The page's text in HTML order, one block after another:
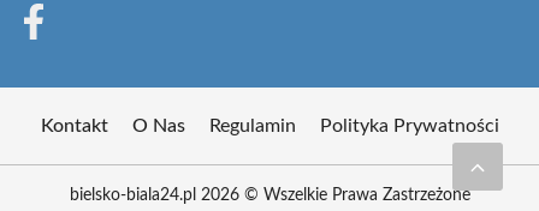
Kontakt O Nas Regulamin Polityka Prywatności
bielsko-biala24.pl 2026 © Wszelkie Prawa Zastrzeżone